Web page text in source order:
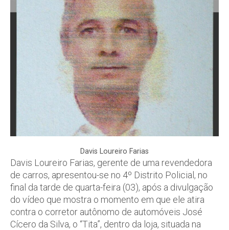
Davis Loureiro Farias
Davis Loureiro Farias, gerente de uma revendedora
de carros, apresentou-se no 4º Distrito Policial, no
final da tarde de quarta-feira (03), após a divulgação
do vídeo que mostra o momento em que ele atira
contra o corretor autônomo de automóveis José
Cícero da Silva, o “Tita”, dentro da loja, situada na